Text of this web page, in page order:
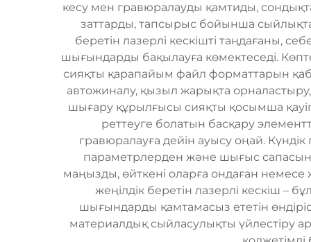
кесу мен гравюралауды қамтиды,
заттарды, тапсырыс бойынша
беретін лазерлі кескішті таңдағаны,
шығындарды бақылауға көмектеседі.
сияқты қарапайым файл форматтарын
автожиналу, қызыл жарықта
шығару құрылғысы сияқты қосымша
реттеуге болатын басқару
гравюралауға дейін ауысу оңай.
параметрлерден және шығыс сапасын
маңызды, өйткені оларға ондаған
жеңілдік беретін лазерлі кескіш –
шығындарды қамтамасыз ететін
материалдық сыйласулықты үйлестіру